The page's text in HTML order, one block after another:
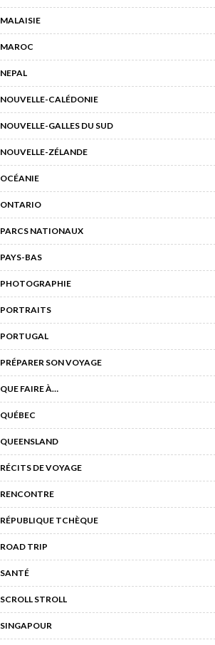
MALAISIE
MAROC
NEPAL
NOUVELLE-CALÉDONIE
NOUVELLE-GALLES DU SUD
NOUVELLE-ZÉLANDE
OCÉANIE
ONTARIO
PARCS NATIONAUX
PAYS-BAS
PHOTOGRAPHIE
PORTRAITS
PORTUGAL
PRÉPARER SON VOYAGE
QUE FAIRE À…
QUÉBEC
QUEENSLAND
RÉCITS DE VOYAGE
RENCONTRE
RÉPUBLIQUE TCHÈQUE
ROAD TRIP
SANTÉ
SCROLL STROLL
SINGAPOUR